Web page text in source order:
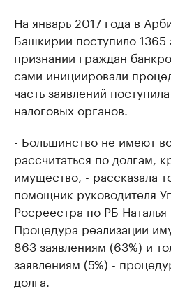
На январь 2017 года в
Башкирии поступило 1365
признании граждан
сами инициировали
часть заявлений
налоговых органов.
- Большинство не имеют
рассчитаться по долгам,
имущество, - рассказала
помощник руководителя
Росреестра по РБ
Процедура реализации
863 заявлениям (63%) и
заявлениям (5%) -
долга.